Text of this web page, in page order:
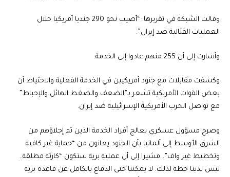
وقالت الشبكة في تقريرها: “أصيب نحو 290 جنديا أمريكيا خلال
العمليات القتالية ضد إيران”.
وأشارت إلى أن 255 منهم عادوا إلى الخدمة.
وكشفت مقابلات مع جنود أمريكيين في الخدمة الفعلية والاحتياط أن
بعض القوات الأمريكية تشعر بـ”الضعف والضغط الهائل والإحباط”
مع تواصل الحرب الأمريكية الإسرائيلية ضد إيران.
وصرح مسؤول عسكري يعالج أفراد الخدمة الذين تم إجلاؤهم من
الشرق الأوسط إلى ألمانيا بأن الجنود يعانون من “حماية غير كافية
وتخطيط غير واف”، مشيرا إلى أن عملية برية ستكون “كارثة مطلقة..
ليس لدينا خطة لذلك. لا يمكننا حتى الدفاع بالكامل عن قاعدة برية